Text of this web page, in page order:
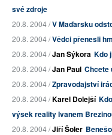
své zdroje
20.8. 2004 /V Maďarsku
20.8. 2004 /Vědci přenesli
20.8. 2004 /Jan Sýkora Kdo
20.8. 2004 /Jan Paul Chcete
20.8. 2004 /Zpravodajství
20.8. 2004 /Karel Dolejší
výsek reality Ivanem
20.8. 2004 /Jiří Šoler